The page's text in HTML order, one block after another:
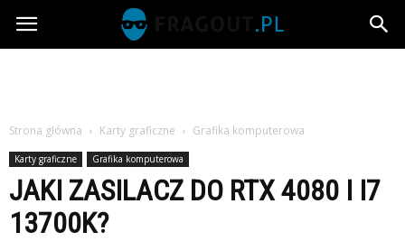
Fragout.pl
Strona główna Karty graficzne Grafika komputerowa
Karty graficzne Grafika komputerowa
JAKI ZASILACZ DO RTX 4080 I I7
13700K?